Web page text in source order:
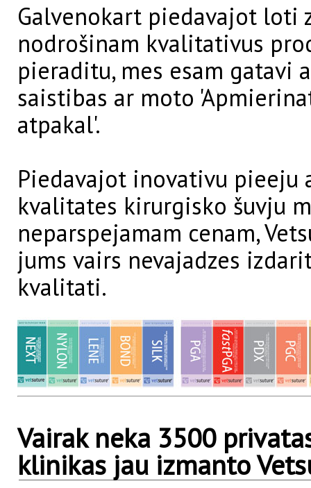
Galvenokart piedavajot loti
nodrošinam kvalitativus
pieraditu, mes esam gatavi
saistibas ar moto
atpakal'.
Piedavajot inovativu pieeju
kvalitates kirurgisko šuvju
neparspejamam cenam,
jums vairs nevajadzes
kvalitati.
Vairak neka 3500
klinikas jau izmanto